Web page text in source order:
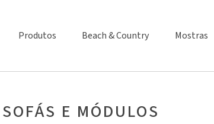
Produtos Beach & Country Mostras
SOFÁS E MÓDULOS